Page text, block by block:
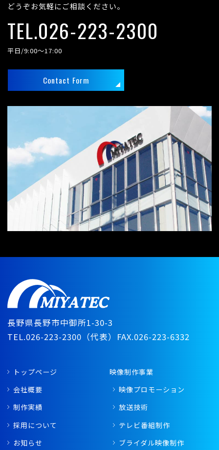
どうぞお気軽にご相談ください。
TEL.026-223-2300
平日/9:00～17:00
Contact Form
長野県長野市中御所1-30-3
TEL.026-223-2300（代表） FAX.026-223-6332
トップページ
会社概要
制作実績
採用について
お知らせ
映像制作事業
映像プロモーション
放送技術
テレビ番組制作
ブライダル映像制作